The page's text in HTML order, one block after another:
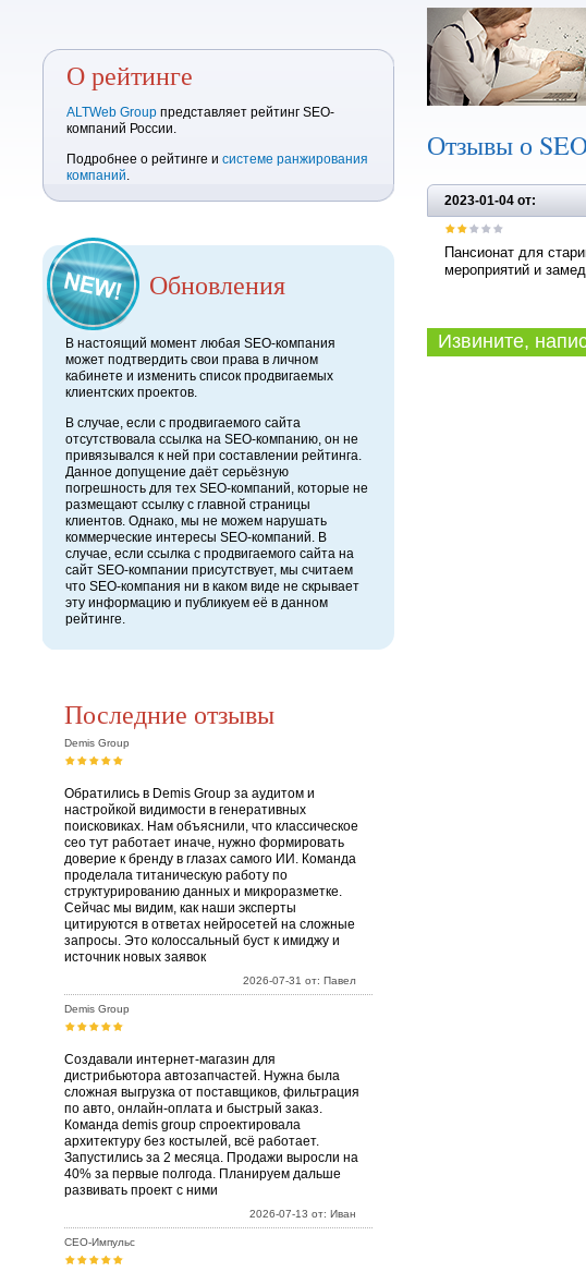
О рейтинге
ALTWeb Group представляет рейтинг SEO-
компаний России.
Подробнее о рейтинге и системе ранжирования
компаний.
Обновления
В настоящий момент любая SEO-компания
может подтвердить свои права в личном
кабинете и изменить список продвигаемых
клиентских проектов.
В случае, если с продвигаемого сайта
отсутствовала ссылка на SEO-компанию, он не
привязывался к ней при составлении рейтинга.
Данное допущение даёт серьёзную
погрешность для тех SEO-компаний, которые не
размещают ссылку с главной страницы
клиентов. Однако, мы не можем нарушать
коммерческие интересы SEO-компаний. В
случае, если ссылка с продвигаемого сайта на
сайт SEO-компании присутствует, мы считаем
что SEO-компания ни в каком виде не скрывает
эту информацию и публикуем её в данном
рейтинге.
Последние отзывы
Demis Group
Обратились в Demis Group за аудитом и
настройкой видимости в генеративных
поисковиках. Нам объяснили, что классическое
сео тут работает иначе, нужно формировать
доверие к бренду в глазах самого ИИ. Команда
проделала титаническую работу по
структурированию данных и микроразметке.
Сейчас мы видим, как наши эксперты
цитируются в ответах нейросетей на сложные
запросы. Это колоссальный буст к имиджу и
источник новых заявок
2026-07-31 от: Павел
Demis Group
Создавали интернет-магазин для
дистрибьютора автозапчастей. Нужна была
сложная выгрузка от поставщиков, фильтрация
по авто, онлайн-оплата и быстрый заказ.
Команда demis group спроектировала
архитектуру без костылей, всё работает.
Запустились за 2 месяца. Продажи выросли на
40% за первые полгода. Планируем дальше
развивать проект с ними
2026-07-13 от: Иван
СЕО-Импульс
Отзывы о
2023-01-04 от:
Пансионат для
мероприятий и
Извините,